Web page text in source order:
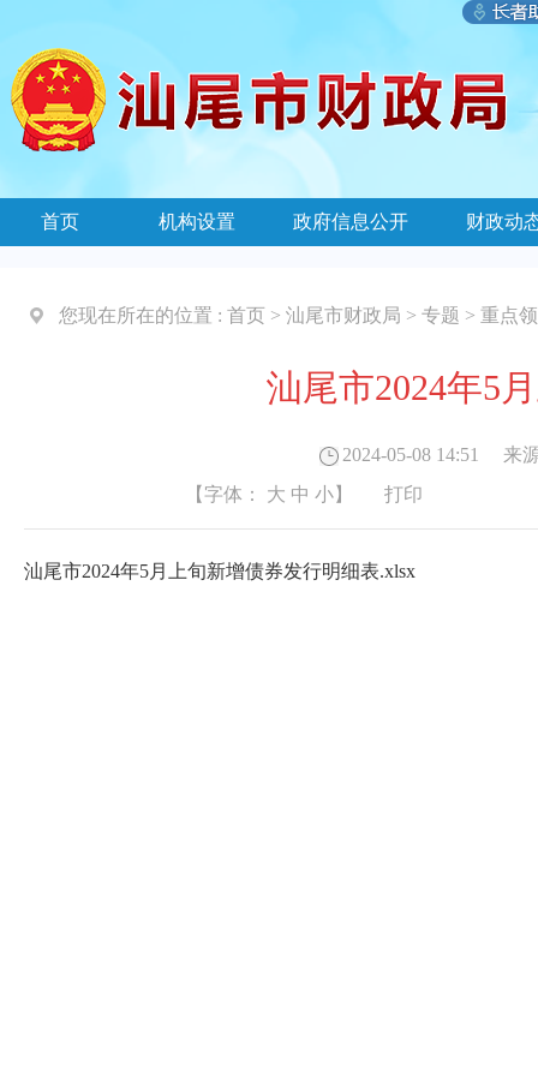
首页 机构设置 政府信息公开 财政动
您现在所在的位置 : 首页 > 汕尾市财政局 > 专题 > 重点
汕尾市2024年5
2024-05-08 14:51
来
【字体： 大 中 小】 打印
汕尾市2024年5月上旬新增债券发行明细表.xlsx